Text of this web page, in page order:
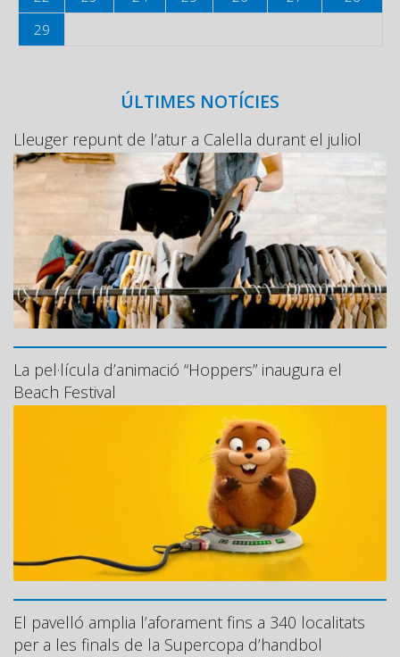
29
ÚLTIMES NOTÍCIES
Lleuger repunt de l’atur a Calella durant el juliol
La pel·lícula d’animació “Hoppers” inaugura el
Beach Festival
El pavelló amplia l’aforament fins a 340 localitats
per a les finals de la Supercopa d’handbol